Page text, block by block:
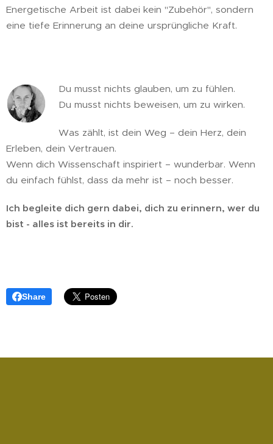
Energetische Arbeit ist dabei kein "Zubehör", sondern
eine tiefe Erinnerung an deine ursprüngliche Kraft.
Du musst nichts glauben, um zu fühlen.
Du musst nichts beweisen, um zu wirken.
Was zählt, ist dein Weg – dein Herz, dein
Erleben, dein Vertrauen.
Wenn dich Wissenschaft inspiriert – wunderbar. Wenn
du einfach fühlst, dass da mehr ist – noch besser.
Ich begleite dich gern dabei, dich zu erinnern, wer du
bist - alles ist bereits in dir.
Share